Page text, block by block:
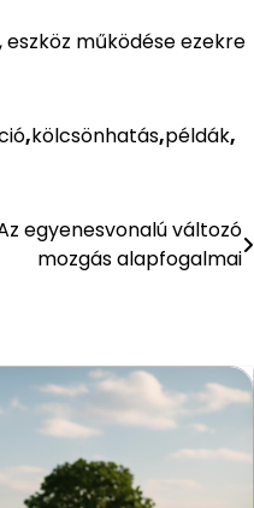
működése ezekre
,kölcsönhatás,példák,
egyenesvonalú változó
mozgás alapfogalmai